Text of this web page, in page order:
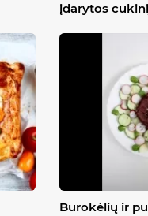
įdarytos
Burokėlių ir